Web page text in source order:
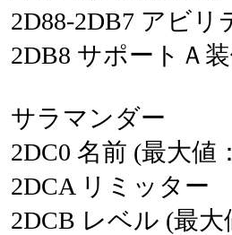
2D88-2DB7 アビリ
2DB8 サポートＡ
サラマンダー
2DC0 名前 (最大値
2DCA リミッター
2DCB レベル (最大